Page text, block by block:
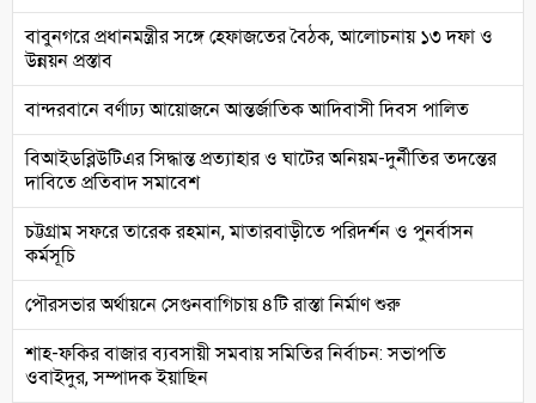
বাবুনগরে প্রধানমন্ত্রীর সঙ্গে হেফাজতের বৈঠক, আলোচনায় ১৩ দফা ও
উন্নয়ন প্রস্তাব
বান্দরবানে বর্ণাঢ্য আয়োজনে আন্তর্জাতিক আদিবাসী দিবস পালিত
বিআইডব্লিউটিএর সিদ্ধান্ত প্রত্যাহার ও ঘাটের অনিয়ম-দুর্নীতির তদন্তের
দাবিতে প্রতিবাদ সমাবেশ
চট্টগ্রাম সফরে তারেক রহমান, মাতারবাড়ীতে পরিদর্শন ও পুনর্বাসন
কর্মসূচি
পৌরসভার অর্থায়নে সেগুনবাগিচায় ৪টি রাস্তা নির্মাণ শুরু
শাহ-ফকির বাজার ব্যবসায়ী সমবায় সমিতির নির্বাচন: সভাপতি
ওবাইদুর, সম্পাদক ইয়াছিন